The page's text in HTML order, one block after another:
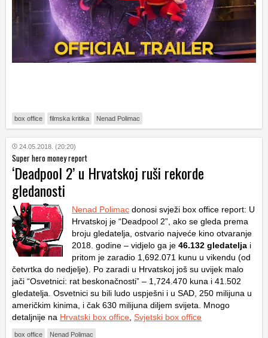
box office filmska kritika Nenad Polimac
24.05.2018. (20:20)
Super hero money report
‘Deadpool 2’ u Hrvatskoj ruši rekorde
gledanosti
Nenad Polimac donosi svježi box office report: U
Hrvatskoj je “Deadpool 2”, ako se gleda prema
broju gledatelja, ostvario najveće kino otvaranje
2018. godine – vidjelo ga je 46.132 gledatelja i
pritom je zaradio 1,692.071 kunu u vikendu (od
četvrtka do nedjelje). Po zaradi u Hrvatskoj još su uvijek malo
jači “Osvetnici: rat beskonačnosti” – 1,724.470 kuna i 41.502
gledatelja. Osvetnici su bili ludo uspješni i u SAD, 250 milijuna u
američkim kinima, i čak 630 milijuna diljem svijeta. Mnogo
detaljnije na Hrvatski box office Svjetski box office
box office Nenad Polimac